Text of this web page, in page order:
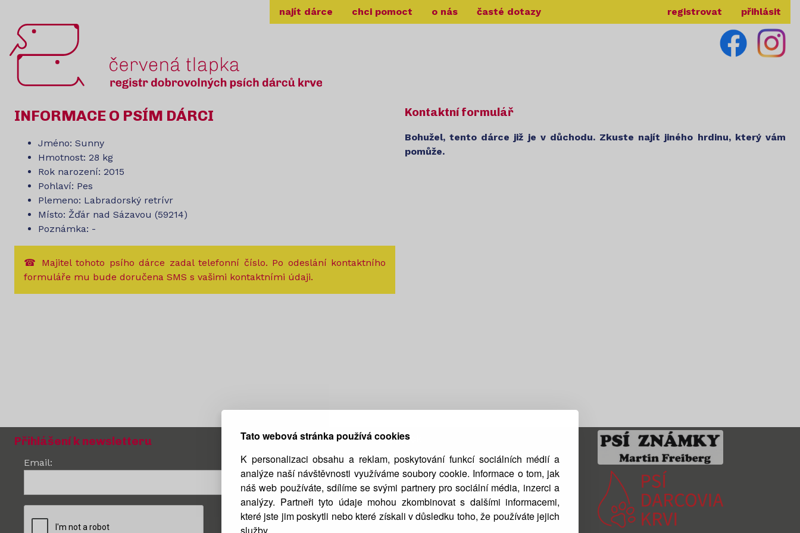
Tato webová stránka používá cookies
K personalizaci obsahu a reklam, poskytování funkcí sociálních médií a
analýze naší návštěvnosti využíváme soubory cookie. Informace o tom, jak
náš web používáte, sdílíme se svými partnery pro sociální média, inzerci a
analýzy. Partneři tyto údaje mohou zkombinovat s dalšími informacemi,
které jste jim poskytli nebo které získali v důsledku toho, že používáte jejich
najít dárce chci pomoct o nás časté dotazy přihlásit
registrovat
INFORMACE O PSÍM DÁRCI
Jméno: Sunny
Hmotnost: 28 kg
Rok narození: 2015
Pohlaví: Pes
Plemeno: Labradorský retrívr
Místo: Žďár nad Sázavou (59214)
Poznámka: -
☎ Majitel tohoto psího dárce zadal telefonní číslo. Po odeslání kontaktního
formuláře mu bude doručena SMS s vašimi kontaktními údaji.
Kontaktní formulář
Bohužel, tento dárce již je v důchodu. Zkuste najít jiného hrdinu, který vám
pomůže.
Přihlášení k newsletteru
Email:
Facebook
Instagram
O nás
Kontakt